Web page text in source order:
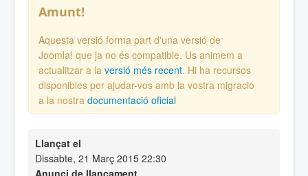
Amunt!
Aquesta versió forma part d'una versió de
Joomla! que ja no és compatible. Us animem a
actualitzar a la versió més recent. Hi ha recursos
disponibles per ajudar-vos amb la vostra migració
a la nostra documentació oficial
Llançat el
Dissabte, 21 Març 2015 22:30